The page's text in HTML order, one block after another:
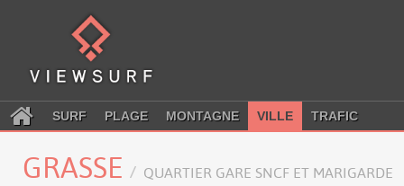
SURF PLAGE MONTAGNE VILLE TRAFIC
GRASSE QUARTIER GARE SNCF ET MARIGARDE